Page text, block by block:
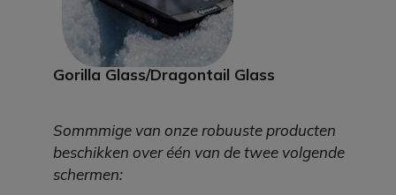
Gorilla Glass/Dragontail Glass
Sommmige van onze robuuste producten
beschikken over één van de twee volgende
schermen: